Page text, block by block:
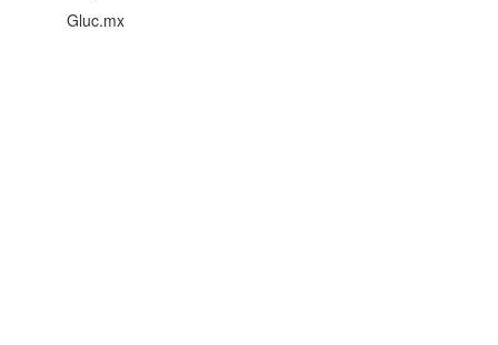
Gluc.mx